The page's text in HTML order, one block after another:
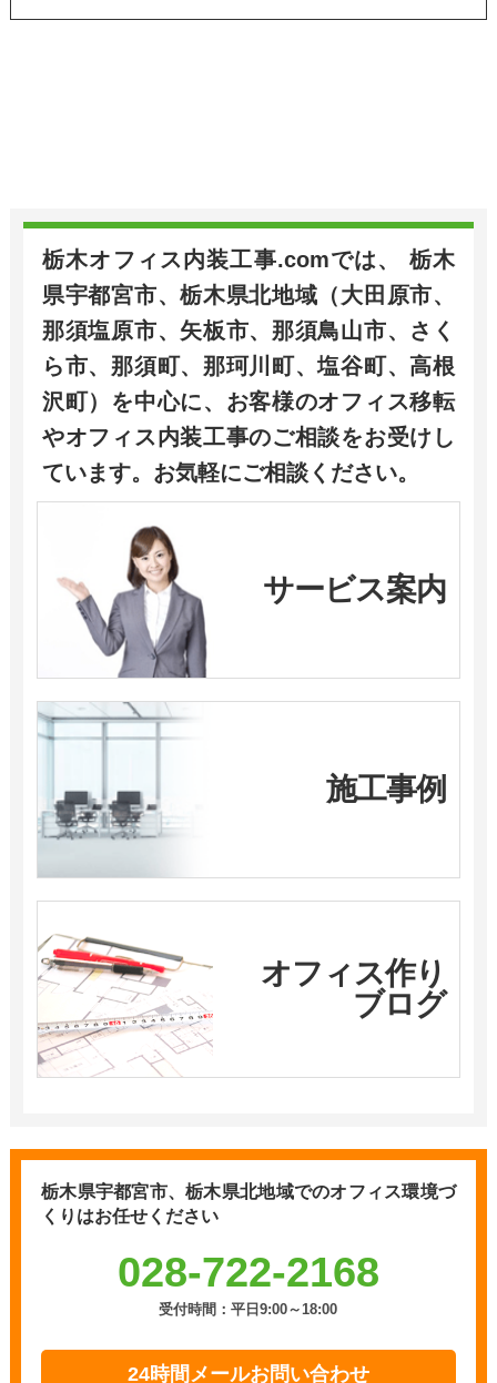
栃木オフィス内装工事.comでは、 栃木
県宇都宮市、栃木県北地域（大田原市、
那須塩原市、矢板市、那須鳥山市、さく
ら市、那須町、那珂川町、塩谷町、高根
沢町）を中心に、お客様のオフィス移転
やオフィス内装工事のご相談をお受けし
ています。お気軽にご相談ください。
サービス案内
施工事例
オフィス作り
ブログ
栃木県宇都宮市、栃木県北地域でのオフィス環境づ
くりはお任せください
028-722-2168
受付時間：平日9:00～18:00
24時間メールお問い合わせ